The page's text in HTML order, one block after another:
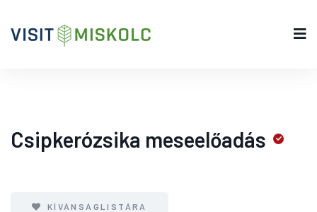
Csipkerózsika meseelőadás
KÍVÁNSÁGLISTÁRA